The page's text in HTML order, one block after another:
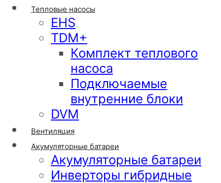
Тепловые насосы
EHS
TDM+
Комплект теплового
насоса
Подключаемые
внутренние блоки
DVM
Вентиляция
Акумуляторные батареи
Акумуляторные батареи
Инверторы гибридные